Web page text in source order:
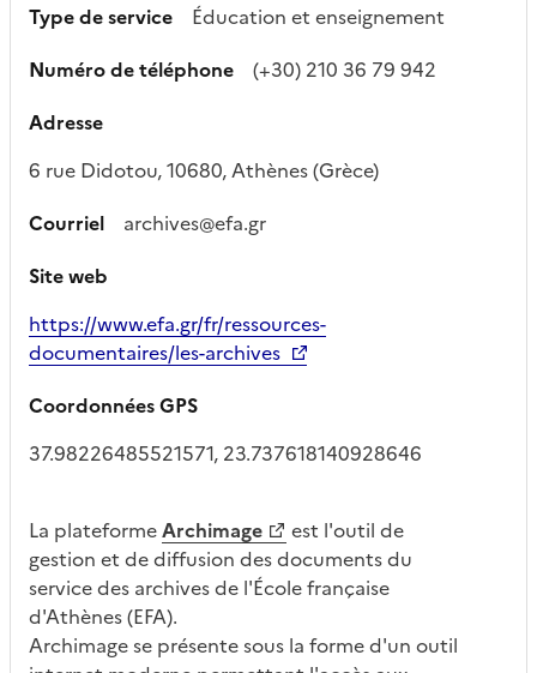
Type de service
Éducation et enseignement
Numéro de téléphone
(+30) 210 36 79 942
Adresse
6 rue Didotou, 10680, Athènes (Grèce)
Courriel
archives@efa.gr
Site web
https://www.efa.gr/fr/ressources-
documentaires/les-archives
Coordonnées GPS
37.98226485521571, 23.737618140928646
La plateformeArchimage
est l'outil de
gestion et de diffusion des documents du
service des archives de l'École française
d'Athènes (EFA).
Archimage se présente sous la forme d'un outil